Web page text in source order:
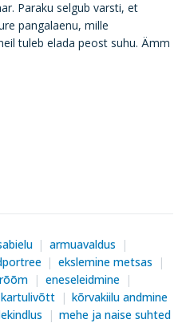
Paraku selgub varsti, et
pangalaenu, mille
tuleb elada peost suhu. Ämm
armuavaldus
ekslemine metsas
eneseleidmine
kartulivõtt
kõrvakiilu andmine
mehe ja naise suhted